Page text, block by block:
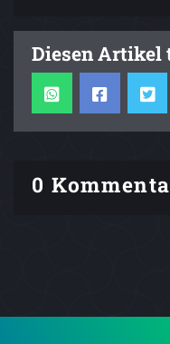
Diesen Artikel
0